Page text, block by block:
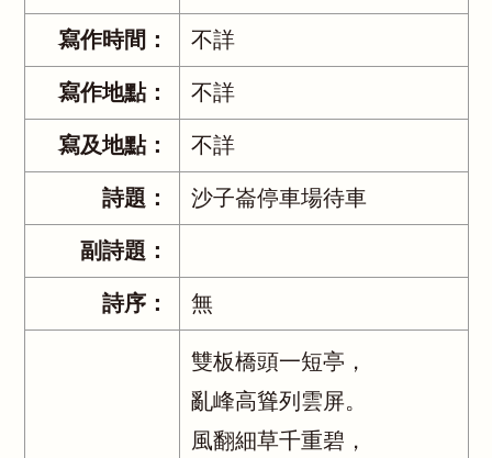
寫作時間： 不詳
寫作地點： 不詳
寫及地點： 不詳
詩題： 沙子崙停車場待車
副詩題：
詩序： 無
雙板橋頭一短亭，
亂峰高聳列雲屏。
風翻細草千重碧，